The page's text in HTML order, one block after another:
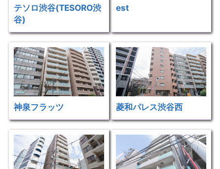
テソロ渋谷(TESORO渋
谷)
est
神泉フラッツ 菱和パレス渋谷西